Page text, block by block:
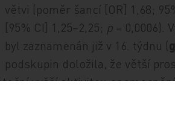
větvi (poměr šancí [OR] 1,68;
[95% CI] 1,25–2,25; p = 0,0006).
byl zaznamenán již v 16. týdnu (
podskupin doložila, že větší
vyšší aktivitou
měli během 52 týdnů